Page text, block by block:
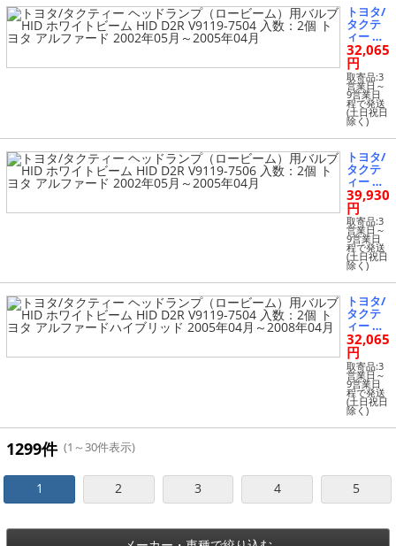
ビーム
HID D2
R V9119
-7506 入
数：2個
トヨタ
アルフ
ァード 2
005年04
月～200
8年05月
トヨタ/
タクテ
ィー ヘ
ッドラ
ンプ
（ロー
ビー
ム）用
バルブ
HID ホ
ワイト
ビーム
HID D2
R V9119
-7504 入
数：2個
トヨタ
アルフ
ァード 2
002年05
月～200
5年04月
32,065
円
取寄品:3
営業日～
9営業日
程で発送
(土日祝日
除く)
トヨタ/
タクテ
ィー ヘ
ッドラ
ンプ
（ロー
ビー
ム）用
バルブ
HID ホ
ワイト
ビーム
HID D2
R V9119
-7506 入
数：2個
トヨタ
アルフ
ァード 2
002年05
月～200
5年04月
39,930
円
取寄品:3
営業日～
9営業日
程で発送
(土日祝日
除く)
トヨタ/
タクテ
ィー ヘ
ッドラ
ンプ
（ロー
ビー
ム）用
バルブ
HID ホ
ワイト
-7504 入
数：2個
トヨタ
32,065
円
取寄品:3
営業日～
9営業日
程で発送
(土日祝日
除く)
1299件 (1～30件表示)
1 2 3 4 5